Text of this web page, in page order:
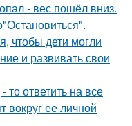
- вес пошёл вниз.
чтобы дети могли
и развивать свои
ответить на все
вокруг ее личной